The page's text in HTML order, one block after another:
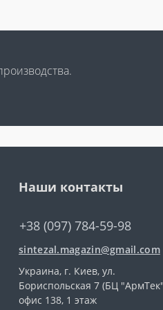
Наши контакты
+38 (097) 784-59-98
sintezal.magazin@gmail.com
Украина, г. Киев, ул.
Бориспольская 7 (БЦ
офис 138, 1 этаж